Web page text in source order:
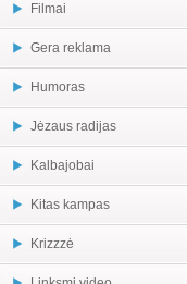
Filmai
Gera reklama
Humoras
Jėzaus radijas
Kalbajobai
Kitas kampas
Krizzzė